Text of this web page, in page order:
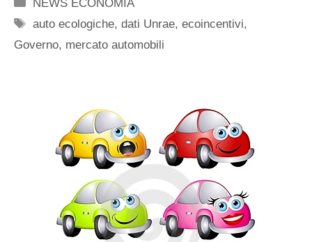
NEWS ECONOMIA
Tag
auto ecologiche,dati Unrae,ecoincentivi,
Governo, mercato automobili